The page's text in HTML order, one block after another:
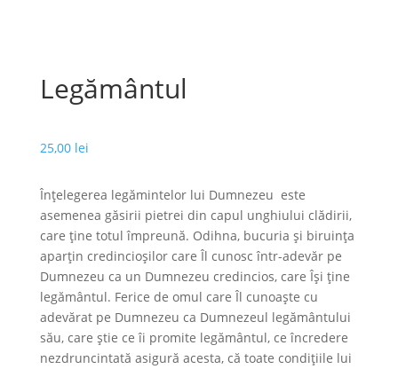
Legământul
25,00 lei
Înțelegerea legămintelor lui Dumnezeu este
asemenea găsirii pietrei din capul unghiului clădirii,
care ține totul împreună. Odihna, bucuria și biruința
aparțin credincioșilor care Îl cunosc într-adevăr pe
Dumnezeu ca un Dumnezeu credincios, care Își ține
legământul. Ferice de omul care Îl cunoaște cu
adevărat pe Dumnezeu ca Dumnezeul legământului
său, care știe ce îi promite legământul, ce încredere
nezdruncintată asigură acesta, că toate condițiile lui